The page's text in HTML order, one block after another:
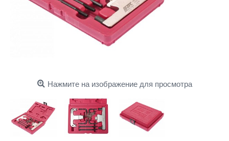
Нажмите на изображение для просмотра